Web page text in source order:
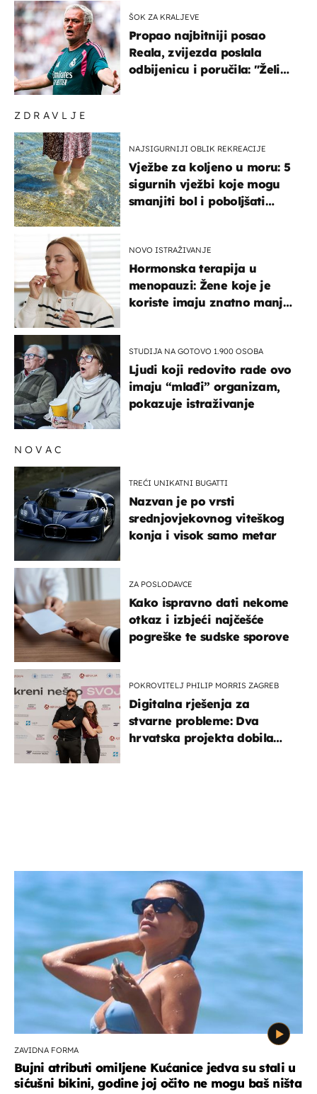
ZDRAVLJE
NAJSIGURNIJI OBLIK REKREACIJE
Vježbe za koljeno u moru: 5
sigurnih vježbi koje mogu
smanjiti bol i poboljšati
NOVO ISTRAŽIVANJE
Hormonska terapija u
menopauzi: Žene koje je
koriste imaju znatno manji
STUDIJA NA GOTOVO 1.900 OSOBA
Ljudi koji redovito rade ovo
imaju “mlađi” organizam,
pokazuje istraživanje
ŠOK ZA KRALJEVE
Propao najbitniji posao
Reala, zvijezda poslala
odbijenicu i poručila: "Želim
NOVAC
TREĆI UNIKATNI BUGATTI
Nazvan je po vrsti
srednjovjekovnog viteškog
konja i visok samo metar
ZA POSLODAVCE
Kako ispravno dati nekome
otkaz i izbjeći najčešće
pogreške te sudske sporove
POKROVITELJ PHILIP MORRIS ZAGREB
Digitalna rješenja za
stvarne probleme: Dva
hrvatska projekta dobila
ZAVIDNA FORMA
Bujni atributi omiljene Kućanice jedva su stali u
sićušni bikini, godine joj očito ne mogu baš ništa